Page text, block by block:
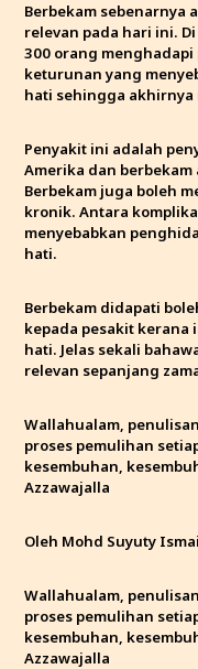
Berbekam sebenarnya
relevan pada hari ini.
300 orang
keturunan yang
hati sehingga
Penyakit ini adalah
Amerika dan
Berbekam juga boleh
kronik. Antara
menyebabkan
hati.
Berbekam didapati
kepada pesakit kerana
hati. Jelas sekali
relevan sepanjang
Wallahualam,
proses pemulihan
kesembuhan,
Azzawajalla
Oleh Mohd Suyuty
Wallahualam,
proses pemulihan
kesembuhan,
Azzawajalla